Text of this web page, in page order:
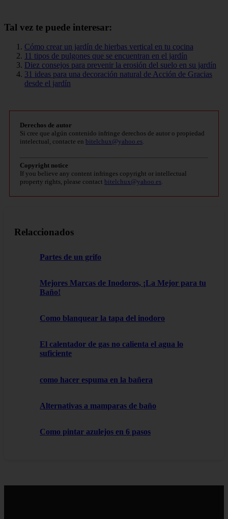
Tal vez te puede interesar:
Cómo crear un jardín de hierbas vertical en tu cocina
11 tipos de pulgones que se encuentran en el jardín
Diez consejos para prevenir la erosión del suelo en su jardín
31 ideas para una decoración natural de Acción de Gracias
desde el jardín
Derechos de autor
Si cree que algún contenido infringe derechos de autor o propiedad
intelectual, contacte en bitelchux@yahoo.es.
Copyright notice
If you believe any content infringes copyright or intellectual
property rights, please contact bitelchux@yahoo.es.
Relaccionados
Partes de un grifo
Mejores Marcas de Inodoros, ¡La Mejor para tu
Baño!
Como blanquear la tapa del inodoro
El calentador de gas no calienta el agua lo
suficiente
como hacer espuma en la bañera
Alternativas a mamparas de baño
Como pintar azulejos en 6 pasos